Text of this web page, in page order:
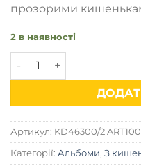
прозорими
2 в наявності
Фотоальбом на 300
Артикул: KD46300/2
Категорії: Альбоми, З